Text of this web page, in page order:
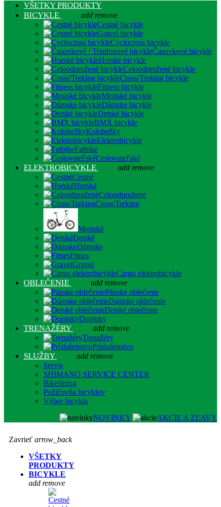
VŠETKY PRODUKTY
BICYKLE
add remove
Cestné bicykle
Gravel bicykle
Cyclocross bicykle
Časovkové bicykle
Horské bicykle
Celoodpružené bicykle
Cross/Treking bicykle
Fitness bicykle
Mestské bicykle
Dámske bicykle
Detské bicykle
BMX bicykle
Kolobežky
Elektrobicykle
Fatbike
Cestovateľské
ELEKTROBICYKLE add remove
Cestné
Horské
Celoodpružené
Cross/Treking
Mestské
Detské
Dámske
Fitnes
Gravel
Cargo elektrobicykle
OBLEČENIE add remove
Pánske oblečenie
Dámske oblečenie
Detské oblečenie
Doplnky
TRENAŽÉRY add remove
Trenažéry
Príslušenstvo
SLUŽBY add remove
Servis
SHIMANO SERVICE CENTER
Bikefitting
Požičovňa bicyklov
Výber bicykla
NOVINKY
AKCIE A ZĽAVY
Zavrieť arrow_back
VŠETKY
PRODUKTY
BICYKLE
add remove